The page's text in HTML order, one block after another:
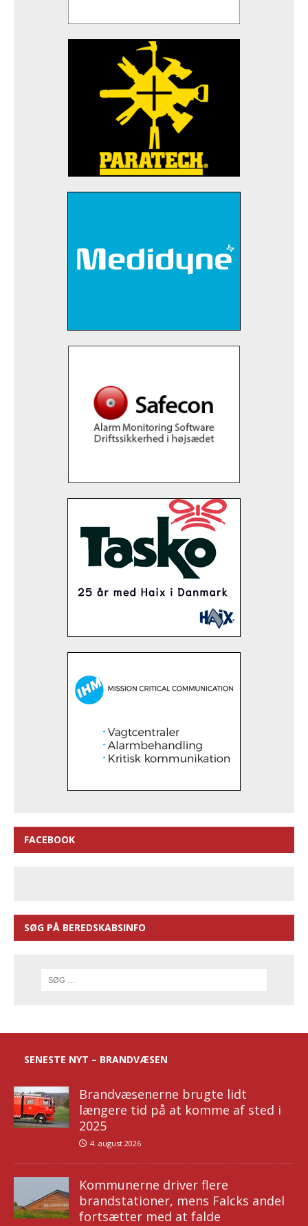
FACEBOOK
SØG PÅ BEREDSKABSINFO
SENESTE NYT – BRANDVÆSEN
Brandvæsenerne brugte lidt
længere tid på at komme af sted i
2025
4. august 2026
Kommunerne driver flere
brandstationer, mens Falcks andel
fortsætter med at falde